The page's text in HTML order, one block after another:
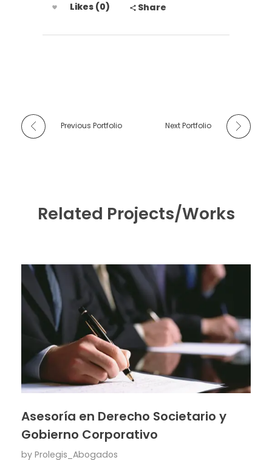
Likes (0) Share
Previous Portfolio Next Portfolio
Related Projects/Works
Asesoría en Derecho Societario y
Gobierno Corporativo
by Prolegis_Abogados